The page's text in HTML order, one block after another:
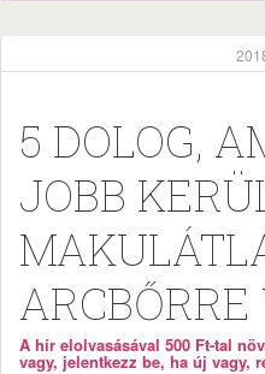
5 DOLOG,
JOBB
ARCBŐRRE
A hír elolvasásával 500 Ft-tal
vagy, jelentkezz be, ha új vagy,